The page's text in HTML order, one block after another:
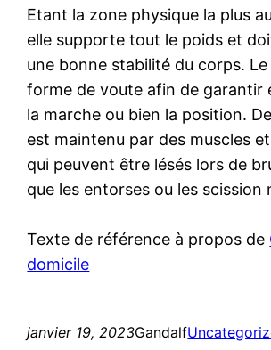
Etant la zone physique la plus
elle supporte tout le poids et
une bonne stabilité du corps.
forme de voute afin de garantir
la marche ou bien la position.
est maintenu par des muscles
qui peuvent être lésés lors de
que les entorses ou les scission
Texte de référence à propos de
domicile
janvier 19, 2023Gandalf